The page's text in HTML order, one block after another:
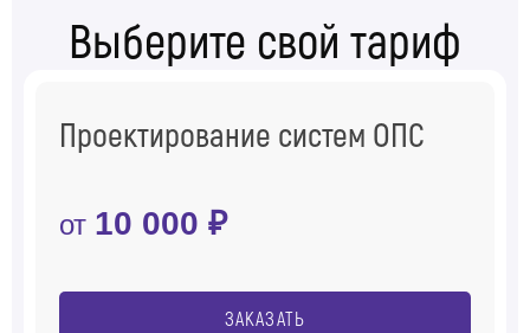
Выберите свой тариф
Проектирование систем ОПС
от 10 000 ₽
ЗАКАЗАТЬ